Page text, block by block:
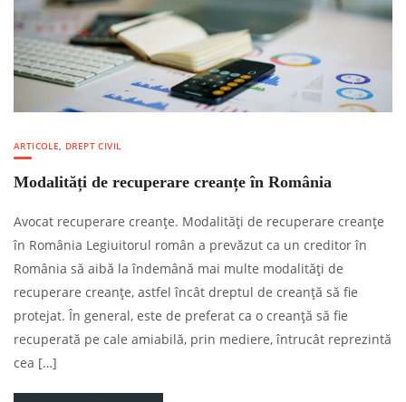
ARTICOLE, DREPT CIVIL
Modalități de recuperare creanțe în România
Avocat recuperare creanțe. Modalități de recuperare creanțe
în România Legiuitorul român a prevăzut ca un creditor în
România să aibă la îndemână mai multe modalități de
recuperare creanțe, astfel încât dreptul de creanță să fie
protejat. În general, este de preferat ca o creanță să fie
recuperată pe cale amiabilă, prin mediere, întrucât reprezintă
cea […]